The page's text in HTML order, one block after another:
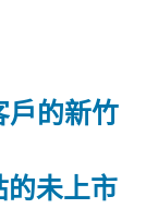
戶的新竹
的未上市